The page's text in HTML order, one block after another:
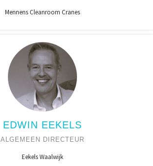
Mennens Cleanroom Cranes
EDWIN EEKELS
ALGEMEEN DIRECTEUR
Eekels Waalwijk